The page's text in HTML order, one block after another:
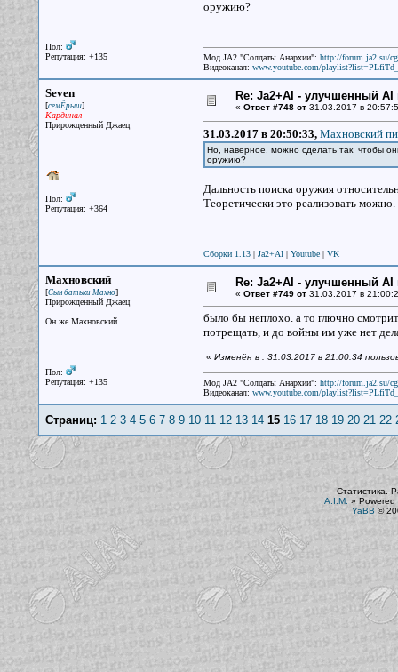
Пол:
Репутация: +135
оружию?
Мод JA2 "Солдаты Анархии": http://forum.ja2.su/
Видеоканал: www.youtube.com/
Seven
[семЁрыш]
Кардинал
Прирожденный Джаец
Пол:
Репутация: +364
Re: Ja2+AI - улучшенный AI
« Ответ #748 от31.03.2017 в
31.03.2017 в 20:50:33, Махновский
Но, наверное, можно сделать так, чтобы
оружию?
Дальность поиска оружия
Теоретически это реализовать можно.
Сборки 1.13| Ja2+AI| Youtube| VK
Махновский
[Сын батьки Махно]
Прирожденный Джаец
Он же Махновский
Пол:
Репутация: +135
Re: Ja2+AI - улучшенный AI
« Ответ #749 от31.03.2017 в
было бы неплохо. а то глючно
потрещать, и до войны им уже нет
« Изменён в : 31.03.2017 в 21:00:34
Мод JA2 "Солдаты Анархии": http://forum.ja2.su/
Видеоканал: www.youtube.com/
Страниц: 1 2 3 4 5 6 7 8 9 10 11 12 13 14 15 16 17 18 19 20 21 22
Статистика.
A.I.M. » Powered
YaBB ©